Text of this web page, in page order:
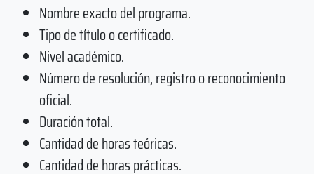
Nombre exacto del programa.
Tipo de título o certificado.
Nivel académico.
Número de resolución, registro o reconocimiento
oficial.
Duración total.
Cantidad de horas teóricas.
Cantidad de horas prácticas.